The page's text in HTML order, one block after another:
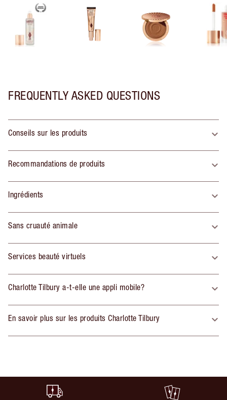
FREQUENTLY ASKED QUESTIONS
Conseils sur les produits
Recommandations de produits
Ingrédients
Sans cruauté animale
Services beauté virtuels
Charlotte Tilbury a-t-elle une appli mobile?
En savoir plus sur les produits Charlotte Tilbury